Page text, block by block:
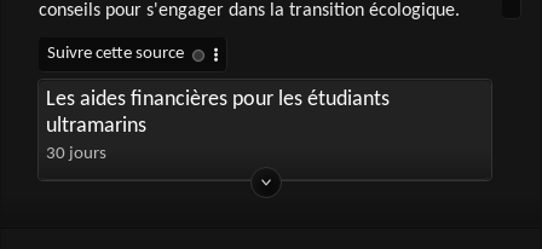
conseils pour s'engager dans la transition écologique.
Les aides financières pour les étudiants
ultramarins
30 jours